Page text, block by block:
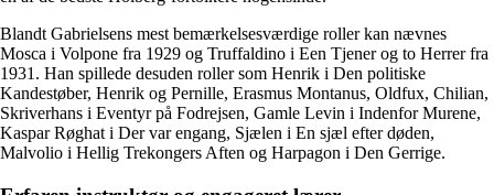
Blandt Gabrielsens mest bemærkelsesværdige roller kan nævnes
Mosca i Volpone fra 1929 og Truffaldino i Een Tjener og to Herrer fra
1931. Han spillede desuden roller som Henrik i Den politiske
Kandestøber, Henrik og Pernille, Erasmus Montanus, Oldfux, Chilian,
Skriverhans i Eventyr på Fodrejsen, Gamle Levin i Indenfor Murene,
Kaspar Røghat i Der var engang, Sjælen i En sjæl efter døden,
Malvolio i Hellig Trekongers Aften og Harpagon i Den Gerrige.